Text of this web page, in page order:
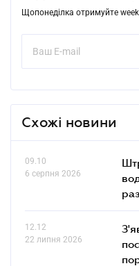
Щопонеділка отримуйте
Схожі новини
09.10
6 серпня 2026
12.12
22 липня 2026